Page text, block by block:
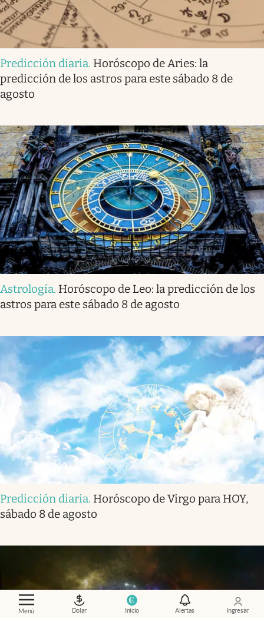
Menú Dolar Inicio Alertas Ingresar
Predicción diaria. Horóscopo de Aries: la
predicción de los astros para este sábado 8 de
agosto
Astrología. Horóscopo de Leo: la predicción de los
astros para este sábado 8 de agosto
Predicción diaria. Horóscopo de Virgo para HOY,
sábado 8 de agosto